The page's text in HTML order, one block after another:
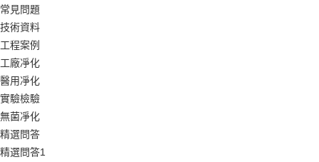
常見問題
技術資料
工程案例
工廠凈化
醫用凈化
實驗檢驗
無菌凈化
精選問答
精選問答1